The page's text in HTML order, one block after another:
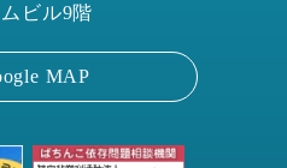
ビル9階
MAP